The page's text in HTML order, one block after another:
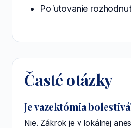
Poľutovanie
Časté otázky
Je vazektómia
Nie. Zákrok je v lokálnej